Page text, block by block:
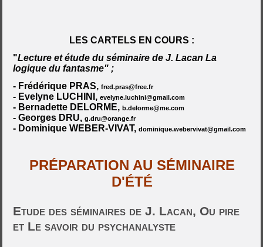
LES CARTELS EN COURS :
"Lecture et étude du séminaire de J. Lacan La
logique du fantasme" ;
- Frédérique PRAS,fred.pras@free.fr
- Evelyne LUCHINI,evelyne.luchini@gmail.com
- Bernadette DELORME,b.delorme@me.com
- Georges DRU,g.dru@orange.fr
- Dominique WEBER-VIVAT,dominique.webervivat@gmail.com
PRÉPARATION AU SÉMINAIRE
D'ÉTÉ
Etude des séminaires de J. Lacan, Ou pire
et Le savoir du psychanalyste